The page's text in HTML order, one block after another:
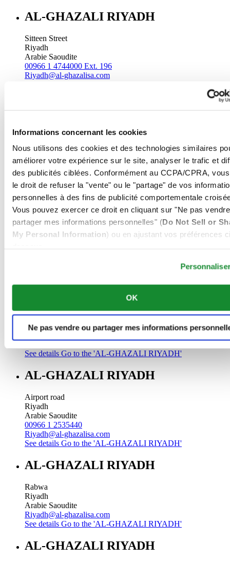
Informations concernant les cookies
Nous utilisons des cookies et des technologies similaires
améliorer votre expérience sur le site, analyser le trafic et
des publicités ciblées. Conformément au CCPA/CPRA,
le droit de refuser la "vente" ou le "partage" de vos
personnelles à des fins de publicité comportementale
Vous pouvez exercer ce droit en cliquant sur "Ne pas
partager mes informations personnelles" (Do Not Sell or
My Personal Information) ou en ajustant vos préférences
OK
Ne pas vendre ou partager mes informations
AL-GHAZALI RIYADH
Sitteen Street
Riyadh
Arabie Saoudite
00966 1 4744000 Ext. 196
Riyadh@al-ghazalisa.com
Batha
Riyadh
Arabie Saoudite
00966 1 4032968
Riyadh@al-ghazalisa.com
See details Go to the 'AL-GHAZALI RIYADH'
AL-GHAZALI RIYADH
Olaya
Riyadh
Arabie Saoudite
Go to the 'AL-GHAZALI RIYADH'
AL-GHAZALI RIYADH
Riyadh
Arabie Saoudite
See details Go to the 'AL-GHAZALI RIYADH'
AL-GHAZALI RIYADH
Airport road
Riyadh
Arabie Saoudite
00966 1 2535440
Riyadh@al-ghazalisa.com
See details Go to the 'AL-GHAZALI RIYADH'
AL-GHAZALI RIYADH
Rabwa
Riyadh
Arabie Saoudite
Riyadh@al-ghazalisa.com
See details Go to the 'AL-GHAZALI RIYADH'
AL-GHAZALI RIYADH